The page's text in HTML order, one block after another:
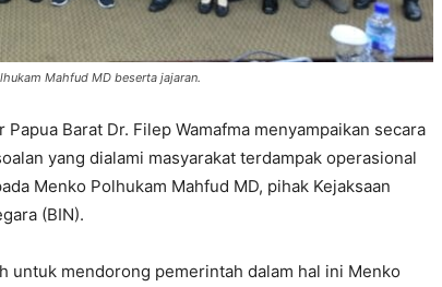
Mahfud MD beserta jajaran.
Papua Barat Dr. Filep Wamafma menyampaikan secara
yang dialami masyarakat terdampak operasional
Menko Polhukam Mahfud MD, pihak Kejaksaan
(BIN).
untuk mendorong pemerintah dalam hal ini Menko